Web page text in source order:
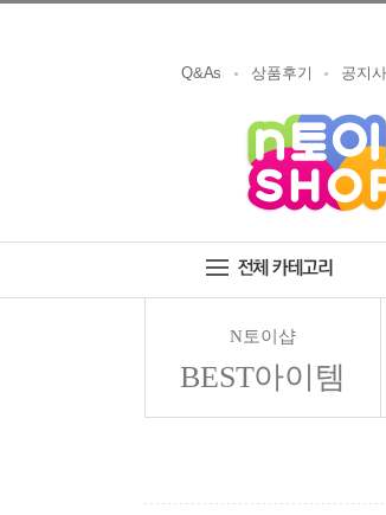
Q&As 상품후기 공지
N토이샵
BEST아이템